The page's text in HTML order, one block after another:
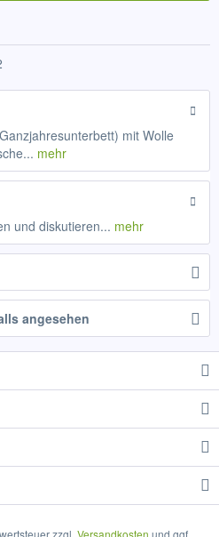
mit Wolle
mehr
und diskutieren... mehr
angesehen